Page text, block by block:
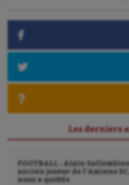
Les derniers
FOOTBALL : Alain
ancien joueur de l’Amiens SC,
nous a quittés